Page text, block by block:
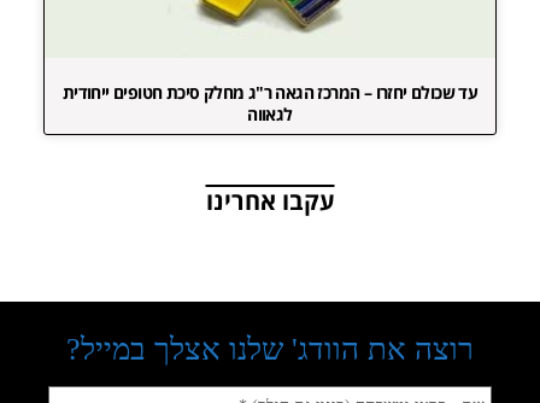
עד שכולם יחזרו – המרכז הגאה ר"ג מחלק סיכת חטופים ייחודית
לגאווה
עקבו אחרינו